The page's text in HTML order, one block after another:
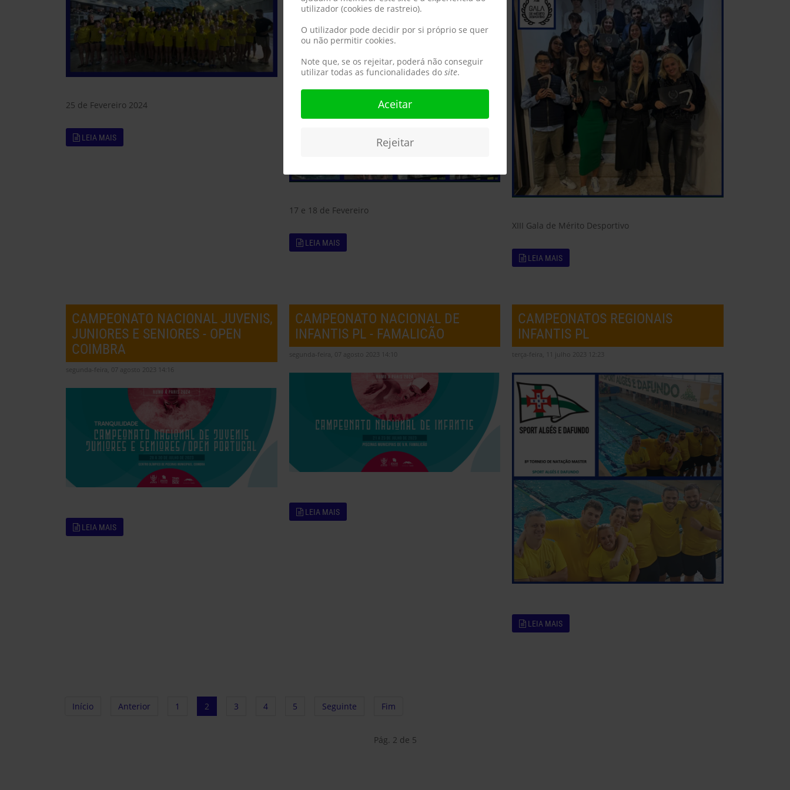
25 de Fevereiro 2024
LEIA MAIS
17 e 18 de Fevereiro
LEIA MAIS
XIII Gala de Mérito Desportivo
LEIA MAIS
CAMPEONATO NACIONAL JUVENIS,
JUNIORES E SENIORES - OPEN
COIMBRA
segunda-feira, 07 agosto 2023 14:16
LEIA MAIS
CAMPEONATO NACIONAL DE
INFANTIS PL - FAMALICÃO
segunda-feira, 07 agosto 2023 14:10
LEIA MAIS
CAMPEONATOS REGIONAIS
INFANTIS PL
terça-feira, 11 julho 2023 12:23
LEIA MAIS
Início Anterior 1 2 3 4 5 Seguinte Fim
Pág. 2 de 5
utilizador (cookies de rastreio).
O utilizador pode decidir por si próprio se quer
ou não permitir cookies.
Note que, se os rejeitar, poderá não conseguir
utilizar todas as funcionalidades do site.
Aceitar
Rejeitar